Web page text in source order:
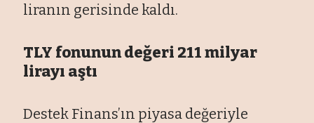
liranın gerisinde kaldı.
TLY fonunun değeri 211 milyar
lirayı aştı
Destek Finans’ın piyasa değeriyle